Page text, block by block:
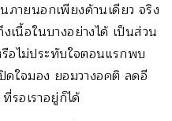
ภายนอกเพียงด้านเดียว จริง
เนื้อในบางอย่างได้ เป็นส่วน
อไม่ประทับใจตอนแรกพบ
ดใจมอง ยอมวางอคติ ลดอี
รอเราอยู่ก็ได้